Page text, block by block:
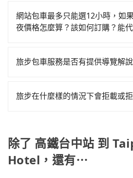
乘車，也可參考tripool的拼車共乘
50%的交通費用。
或九人座可供選擇，而且無人租
況，打開車門才發現仍有上一組乘
用戶卻遲遲尚未歸還，又或者要還
使用時還是有其區域的限制，實際
你從高鐵台中站到Taipei
收到簡訊以及電子郵件確認信，
司機與車輛的詳細資料，將於乘車
價，如臨時需要，前一天傍晚五點
型車為主，車款品牌以豐田
VW為主，其中也有少量進口車像
特殊需求或人數較多，需要大T保
網站包車最多只能選12小時，如
夜價格怎麼算？該如何訂購？能
需要連續兩天的包車服務，可以在
旅步包車服務是否有提供導覽解
需要導覽服務，可事先透過電子郵
旅步在什麼樣的情況下會拒載或
訂購時填寫的數量。請務必確實填
李及乘坐的總人數，包含成人及兒
同行，卻無自備或加購兒童座椅。
除了 高鐵台中站 到
Hotel，還有⋯